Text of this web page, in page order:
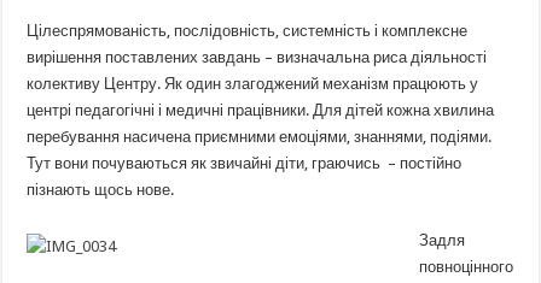
Цілеспрямованість, послідовність, системність і комплексне
вирішення поставлених завдань – визначальна риса діяльності
колективу Центру. Як один злагоджений механізм працюють у
центрі педагогічні і медичні працівники. Для дітей кожна хвилина
перебування насичена приємними емоціями, знаннями, подіями.
Тут вони почуваються як звичайні діти, граючись – постійно
пізнають щось нове.
Задля
повноцінного